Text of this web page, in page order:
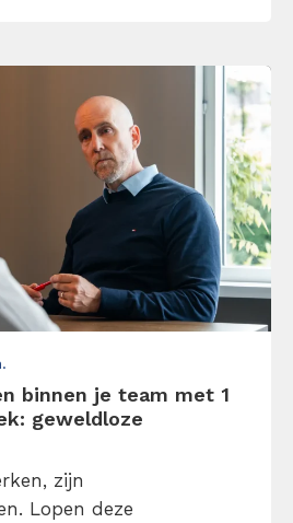
binnen je team met 1
geweldloze
zijn
Lopen deze